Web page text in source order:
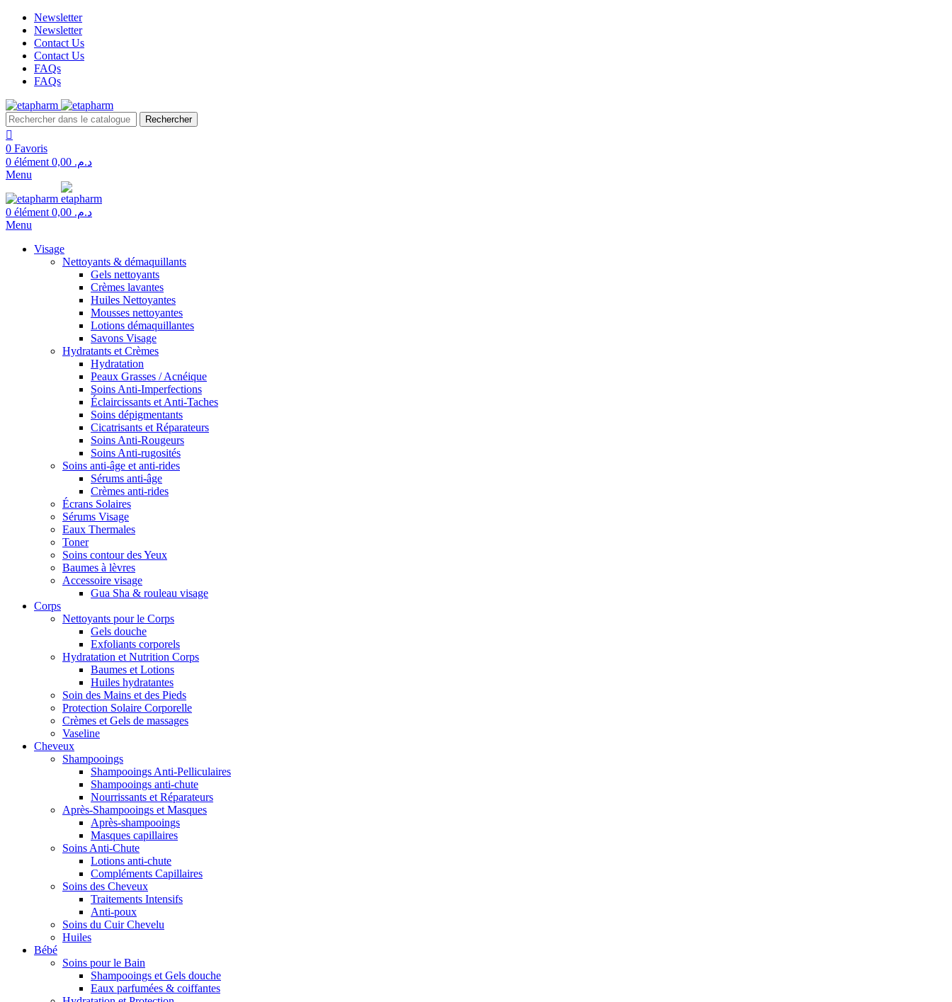
Newsletter
Newsletter
Contact Us
Contact Us
FAQs
FAQs
Rechercher
0 Favoris
0 élément د.م.
Menu
0 élément د.م.
Menu
Visage
Nettoyants & démaquillants
Gels nettoyants
Crèmes lavantes
Huiles Nettoyantes
Mousses nettoyantes
Lotions démaquillantes
Savons Visage
Hydratants et Crèmes
Hydratation
Peaux Grasses / Acnéique
Soins Anti-Imperfections
Éclaircissants et Anti-Taches
Soins dépigmentants
Cicatrisants et Réparateurs
Soins Anti-Rougeurs
Soins Anti-rugosités
Soins anti-âge et anti-rides
Sérums anti-âge
Crèmes anti-rides
Écrans Solaires
Sérums Visage
Eaux Thermales
Toner
Soins contour des Yeux
Baumes à lèvres
Accessoire visage
Gua Sha & rouleau visage
Corps
Nettoyants pour le Corps
Gels douche
Exfoliants corporels
Hydratation et Nutrition Corps
Baumes et Lotions
Huiles hydratantes
Soin des Mains et des Pieds
Protection Solaire Corporelle
Crèmes et Gels de massages
Vaseline
Cheveux
Shampooings
Shampooings Anti-Pelliculaires
Shampooings anti-chute
Nourrissants et Réparateurs
Après-Shampooings et Masques
Après-shampooings
Masques capillaires
Soins Anti-Chute
Lotions anti-chute
Compléments Capillaires
Soins des Cheveux
Traitements Intensifs
Anti-poux
Soins du Cuir Chevelu
Huiles
Bébé
Soins pour le Bain
Shampooings et Gels douche
Eaux parfumées & coiffantes